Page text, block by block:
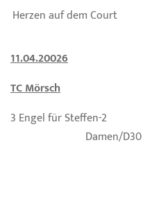
Herzen auf dem Court
11.04.20026
TC Mörsch
3 Engel für Steffen-
Damen/D30